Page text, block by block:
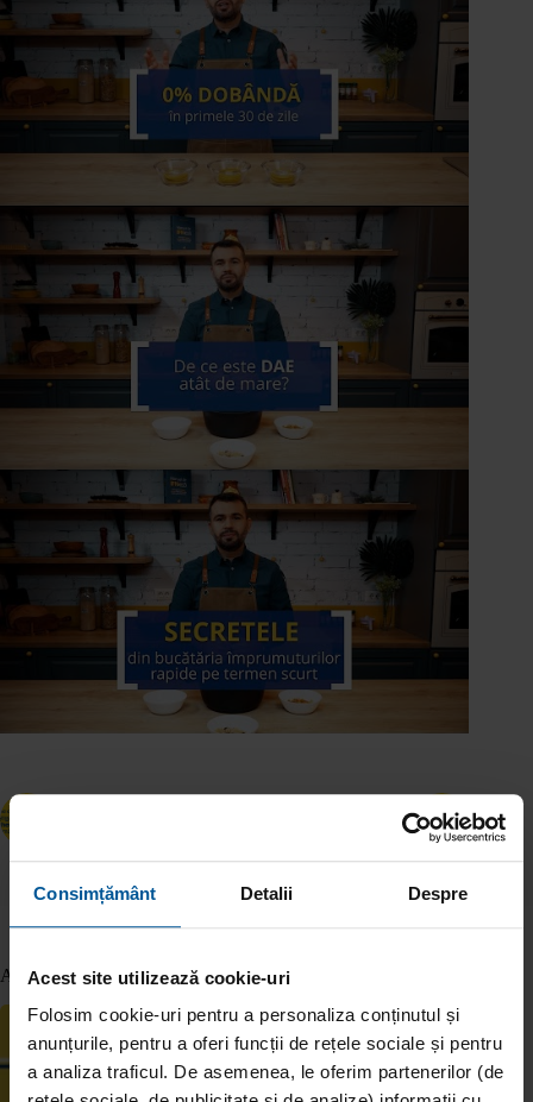
Consimțământ Detalii Despre
Acest site utilizează cookie-uri
Folosim cookie-uri pentru a personaliza conținutul și
anunțurile, pentru a oferi funcții de rețele sociale și pentru
a analiza traficul. De asemenea, le oferim partenerilor (de
Articole similare